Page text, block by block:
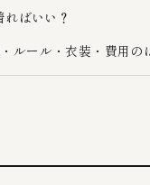
ばいい？
ルール・衣装・費用の